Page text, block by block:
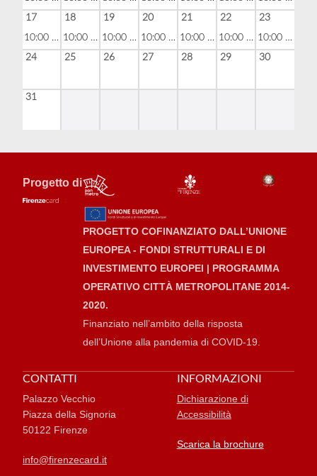
17
10:00 - 20:00
18
10:00 - 20:00
19
10:00 - 20:00
20
10:00 - 23:00
21
10:00 - 20:00
22
10:00 - 20:00
23
10:00 - 20:00
24 25 26 27 28 29 30
31
Progetto di
PROGETTO COFINANZIATO DALL’UNIONE
EUROPEA - FONDI STRUTTURALI E DI
INVESTIMENTO EUROPEI | PROGRAMMA
OPERATIVO CITTÀ METROPOLITANE 2014-
2020.
Finanziato nell’ambito della risposta
dell’Unione alla pandemia di COVID-19.
CONTATTI
Palazzo Vecchio
Piazza della Signoria
50122 Firenze
info@firenzecard.it
INFORMAZIONI
Dichiarazione di
Accessibilità
Scarica la brochure